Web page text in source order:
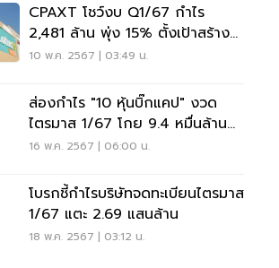
CPAXT โชว์งบ Q1/67 กำไร
2,481 ล้าน พุ่ง 15% ตั้งเป้าสร้าง
รายได้โตทุกช่องทาง
10 พ.ค. 2567 | 03:49 น.
ส่องกำไร "10 หุ้นบิ๊กแคป" งวด
ไตรมาส 1/67 โกย 9.4 หมื่นล้าน
บาท
16 พ.ค. 2567 | 06:00 น.
โบรกชี้กำไรบริษัทจดทะเบียนไตรมาส
1/67 แตะ 2.69 แสนล้าน
18 พ.ค. 2567 | 03:12 น.